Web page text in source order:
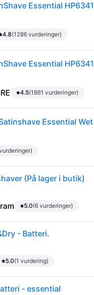
Essential
4.8(1286 vurderinger)
Essential
4.5(1861 vurderinger)
(På lager i butik)
5.0(6 vurderinger)
- Batteri.
5.0(1 vurdering)
- essential